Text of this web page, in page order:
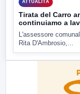
ATTUALITÀ
Tirata del Carro
continuiamo a
L'assessore
Rita D'Ambrosio,...